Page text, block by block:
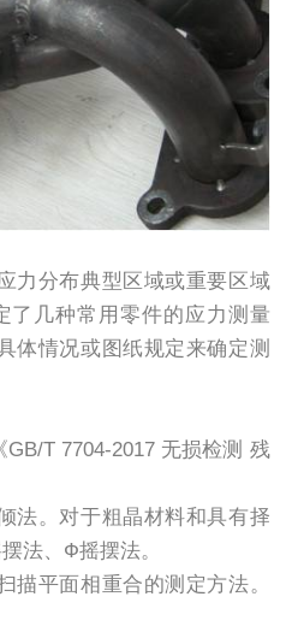
力分布典型区域或重要区域
了几种常用零件的应力测量
体情况或图纸规定来确定测
T 7704-2017 无损检测 残
法。对于粗晶材料和具有择
法、Ф摇摆法。
描平面相重合的测定方法。